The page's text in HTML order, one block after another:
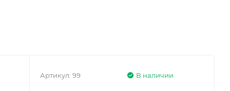
В наличии
Артикул:99